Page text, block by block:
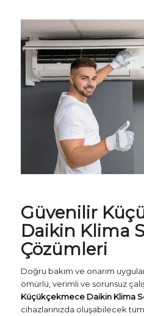
Güvenilir
Daikin Klima
Çözümleri
Doğru bakım ve onarım
ömürlü, verimli ve sorunsuz
Küçükçekmece Daikin Klima
cihazlarınızda oluşabilecek